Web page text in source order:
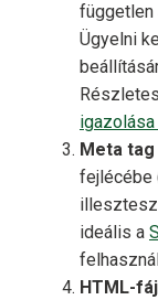
független
Ügyelni
igazolása
Meta tag
fejlécébe
illesztesz
ideális a
HTML-fájl